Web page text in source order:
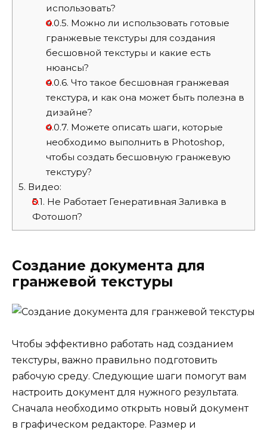
использовать?
4.0.5. Можно ли использовать готовые
гранжевые текстуры для создания
бесшовной текстуры и какие есть
нюансы?
4.0.6. Что такое бесшовная гранжевая
текстура, и как она может быть полезна в
дизайне?
4.0.7. Можете описать шаги, которые
необходимо выполнить в Photoshop,
чтобы создать бесшовную гранжевую
текстуру?
5. Видео:
5.1. Не Работает Генеративная Заливка в
Фотошоп?
Создание документа для
гранжевой текстуры
Чтобы эффективно работать над созданием
текстуры, важно правильно подготовить
рабочую среду. Следующие шаги помогут вам
настроить документ для нужного результата.
Сначала необходимо открыть новый документ
в графическом редакторе. Размер и